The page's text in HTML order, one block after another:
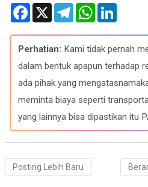
F
e
b
o
o
X
T
e
e
g
r
a
W
t
s
A
p
k
e
d
I
Perhatian: Kami tidak pernah
dalam bentuk apapun terhadap
ada pihak yang
meminta biaya seperti
yang lainnya bisa dipastikan itu
Posting Lebih Baru